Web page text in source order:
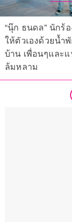
“นุ๊ก ธนดล” นักร้
ให้ตัวเองด้วยน้ำ
บ้าน เพื่อนๆและ
ล้มหลาม